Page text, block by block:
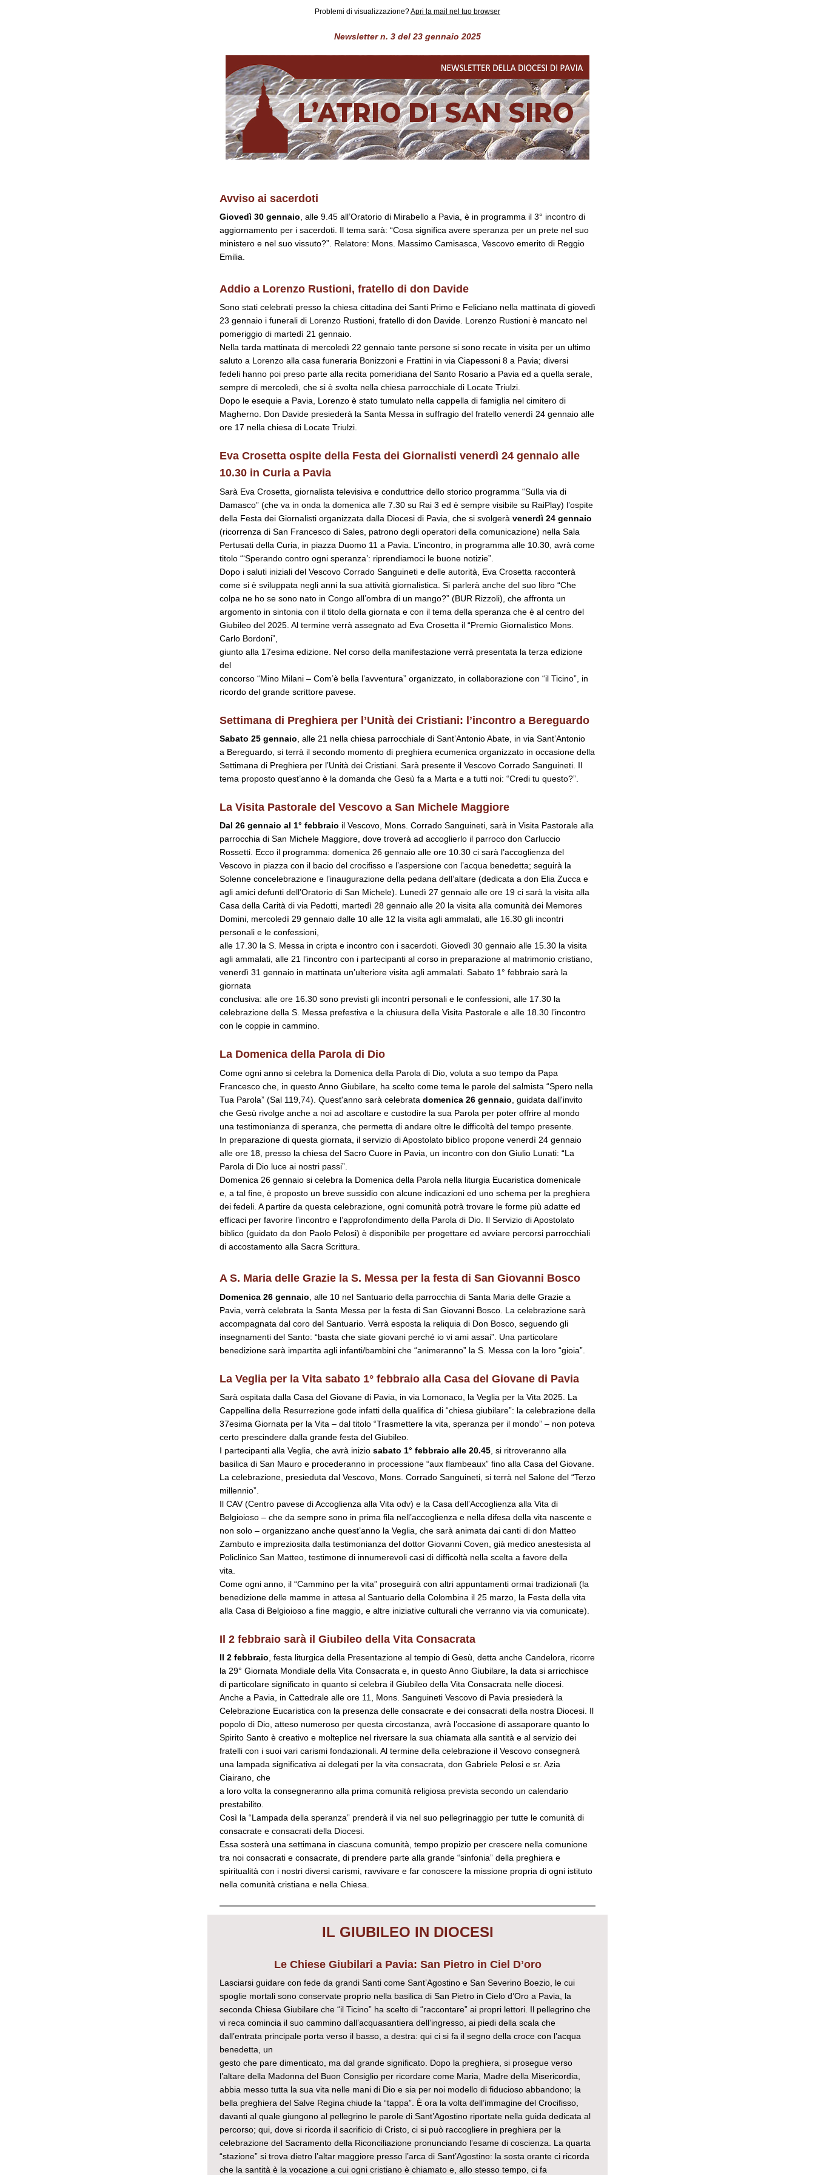
Problemi di visualizzazione?Apri la mail nel tuo browser
Newsletter n. 3 del 23 gennaio 2025
Avviso ai sacerdoti
Giovedì 30 gennaio, alle 9.45 all’Oratorio di Mirabello a Pavia, è in programma il 3° incontro di
aggiornamento per i sacerdoti. Il tema sarà: “Cosa significa avere speranza per un prete nel suo
ministero e nel suo vissuto?”. Relatore: Mons. Massimo Camisasca, Vescovo emerito di Reggio
Emilia.
Addio a Lorenzo Rustioni, fratello di don Davide
Sono stati celebrati presso la chiesa cittadina dei Santi Primo e Feliciano nella mattinata di giovedì
23 gennaio i funerali di Lorenzo Rustioni, fratello di don Davide. Lorenzo Rustioni è mancato nel
pomeriggio di martedì 21 gennaio.
Nella tarda mattinata di mercoledì 22 gennaio tante persone si sono recate in visita per un ultimo
saluto a Lorenzo alla casa funeraria Bonizzoni e Frattini in via Ciapessoni 8 a Pavia; diversi
fedeli hanno poi preso parte alla recita pomeridiana del Santo Rosario a Pavia ed a quella serale,
sempre di mercoledì, che si è svolta nella chiesa parrocchiale di Locate Triulzi.
Dopo le esequie a Pavia, Lorenzo è stato tumulato nella cappella di famiglia nel cimitero di
Magherno. Don Davide presiederà la Santa Messa in suffragio del fratello venerdì 24 gennaio alle
ore 17 nella chiesa di Locate Triulzi.
Eva Crosetta ospite della Festa dei Giornalisti venerdì 24 gennaio alle
10.30 in Curia a Pavia
Sarà Eva Crosetta, giornalista televisiva e conduttrice dello storico programma “Sulla via di
Damasco” (che va in onda la domenica alle 7.30 su Rai 3 ed è sempre visibile su RaiPlay) l’ospite
della Festa dei Giornalisti organizzata dalla Diocesi di Pavia, che si svolgerà venerdì 24 gennaio
(ricorrenza di San Francesco di Sales, patrono degli operatori della comunicazione) nella Sala
Pertusati della Curia, in piazza Duomo 11 a Pavia. L’incontro, in programma alle 10.30, avrà come
titolo “‘Sperando contro ogni speranza’: riprendiamoci le buone notizie”.
Dopo i saluti iniziali del Vescovo Corrado Sanguineti e delle autorità, Eva Crosetta racconterà
come si è sviluppata negli anni la sua attività giornalistica. Si parlerà anche del suo libro “Che
colpa ne ho se sono nato in Congo all’ombra di un mango?” (BUR Rizzoli), che affronta un
argomento in sintonia con il titolo della giornata e con il tema della speranza che è al centro del
Giubileo del 2025. Al termine verrà assegnato ad Eva Crosetta il “Premio Giornalistico Mons.
Carlo Bordoni”,
giunto alla 17esima edizione. Nel corso della manifestazione verrà presentata la terza edizione
del
concorso “Mino Milani – Com’è bella l’avventura” organizzato, in collaborazione con “il Ticino”, in
ricordo del grande scrittore pavese.
Settimana di Preghiera per lʼUnità dei Cristiani: lʼincontro a Bereguardo
Sabato 25 gennaio , alle 21 nella chiesa parrocchiale di Sant’Antonio Abate, in via Sant’Antonio
a Bereguardo, si terrà il secondo momento di preghiera ecumenica organizzato in occasione della
Settimana di Preghiera per l’Unità dei Cristiani. Sarà presente il Vescovo Corrado Sanguineti. Il
tema proposto quest’anno è la domanda che Gesù fa a Marta e a tutti noi: “Credi tu questo?”.
La Visita Pastorale del Vescovo a San Michele Maggiore
Dal 26 gennaio al 1° febbraio il Vescovo, Mons. Corrado Sanguineti, sarà in Visita Pastorale alla
parrocchia di San Michele Maggiore, dove troverà ad accoglierlo il parroco don Carluccio
Rossetti. Ecco il programma: domenica 26 gennaio alle ore 10.30 ci sarà l’accoglienza del
Vescovo in piazza con il bacio del crocifisso e l’aspersione con l’acqua benedetta; seguirà la
Solenne concelebrazione e l’inaugurazione della pedana dell’altare (dedicata a don Elia Zucca e
agli amici defunti dell’Oratorio di San Michele). Lunedì 27 gennaio alle ore 19 ci sarà la visita alla
Casa della Carità di via Pedotti, martedì 28 gennaio alle 20 la visita alla comunità dei Memores
Domini, mercoledì 29 gennaio dalle 10 alle 12 la visita agli ammalati, alle 16.30 gli incontri
personali e le confessioni,
alle 17.30 la S. Messa in cripta e incontro con i sacerdoti. Giovedì 30 gennaio alle 15.30 la visita
agli ammalati, alle 21 l’incontro con i partecipanti al corso in preparazione al matrimonio cristiano,
venerdì 31 gennaio in mattinata un’ulteriore visita agli ammalati. Sabato 1° febbraio sarà la
giornata
conclusiva: alle ore 16.30 sono previsti gli incontri personali e le confessioni, alle 17.30 la
celebrazione della S. Messa prefestiva e la chiusura della Visita Pastorale e alle 18.30 l’incontro
con le coppie in cammino.
La Domenica della Parola di Dio
Come ogni anno si celebra la Domenica della Parola di Dio, voluta a suo tempo da Papa
Francesco che, in questo Anno Giubilare, ha scelto come tema le parole del salmista “Spero nella
Tua Parola” (Sal 119,74). Quest'anno sarà celebrata domenica 26 gennaio , guidata dall'invito
che Gesù rivolge anche a noi ad ascoltare e custodire la sua Parola per poter offrire al mondo
una testimonianza di speranza, che permetta di andare oltre le difficoltà del tempo presente.
In preparazione di questa giornata, il servizio di Apostolato biblico propone venerdì 24 gennaio
alle ore 18, presso la chiesa del Sacro Cuore in Pavia, un incontro con don Giulio Lunati: “La
Parola di Dio luce ai nostri passi”.
Domenica 26 gennaio si celebra la Domenica della Parola nella liturgia Eucaristica domenicale
e, a tal fine, è proposto un breve sussidio con alcune indicazioni ed uno schema per la preghiera
dei fedeli. A partire da questa celebrazione, ogni comunità potrà trovare le forme più adatte ed
efficaci per favorire l’incontro e l’approfondimento della Parola di Dio. Il Servizio di Apostolato
biblico (guidato da don Paolo Pelosi) è disponibile per progettare ed avviare percorsi parrocchiali
di accostamento alla Sacra Scrittura.
A S. Maria delle Grazie la S. Messa per la festa di San Giovanni Bosco
Domenica 26 gennaio , alle 10 nel Santuario della parrocchia di Santa Maria delle Grazie a
Pavia, verrà celebrata la Santa Messa per la festa di San Giovanni Bosco. La celebrazione sarà
accompagnata dal coro del Santuario. Verrà esposta la reliquia di Don Bosco, seguendo gli
insegnamenti del Santo: “basta che siate giovani perché io vi ami assai”. Una particolare
benedizione sarà impartita agli infanti/bambini che “animeranno” la S. Messa con la loro “gioia”.
La Veglia per la Vita sabato 1° febbraio alla Casa del Giovane di Pavia
Sarà ospitata dalla Casa del Giovane di Pavia, in via Lomonaco, la Veglia per la Vita 2025. La
Cappellina della Resurrezione gode infatti della qualifica di “chiesa giubilare”: la celebrazione della
37esima Giornata per la Vita – dal titolo “Trasmettere la vita, speranza per il mondo” – non poteva
certo prescindere dalla grande festa del Giubileo.
I partecipanti alla Veglia, che avrà inizio sabato 1° febbraio alle 20.45 , si ritroveranno alla
basilica di San Mauro e procederanno in processione “aux flambeaux” fino alla Casa del Giovane.
La celebrazione, presieduta dal Vescovo, Mons. Corrado Sanguineti, si terrà nel Salone del “Terzo
millennio”.
Il CAV (Centro pavese di Accoglienza alla Vita odv) e la Casa dell’Accoglienza alla Vita di
Belgioioso – che da sempre sono in prima fila nell’accoglienza e nella difesa della vita nascente e
non solo – organizzano anche quest’anno la Veglia, che sarà animata dai canti di don Matteo
Zambuto e impreziosita dalla testimonianza del dottor Giovanni Coven, già medico anestesista al
Policlinico San Matteo, testimone di innumerevoli casi di difficoltà nella scelta a favore della
vita.
Come ogni anno, il “Cammino per la vita” proseguirà con altri appuntamenti ormai tradizionali (la
benedizione delle mamme in attesa al Santuario della Colombina il 25 marzo, la Festa della vita
alla Casa di Belgioioso a fine maggio, e altre iniziative culturali che verranno via via comunicate).
Il 2 febbraio sarà il Giubileo della Vita Consacrata
Il 2 febbraio, festa liturgica della Presentazione al tempio di Gesù, detta anche Candelora, ricorre
la 29° Giornata Mondiale della Vita Consacrata e, in questo Anno Giubilare, la data si arricchisce
di particolare significato in quanto si celebra il Giubileo della Vita Consacrata nelle diocesi.
Anche a Pavia, in Cattedrale alle ore 11, Mons. Sanguineti Vescovo di Pavia presiederà la
Celebrazione Eucaristica con la presenza delle consacrate e dei consacrati della nostra Diocesi. Il
popolo di Dio, atteso numeroso per questa circostanza, avrà l’occasione di assaporare quanto lo
Spirito Santo è creativo e molteplice nel riversare la sua chiamata alla santità e al servizio dei
fratelli con i suoi vari carismi fondazionali. Al termine della celebrazione il Vescovo consegnerà
una lampada significativa ai delegati per la vita consacrata, don Gabriele Pelosi e sr. Azia
Ciairano, che
a loro volta la consegneranno alla prima comunità religiosa prevista secondo un calendario
prestabilito.
Così la “Lampada della speranza” prenderà il via nel suo pellegrinaggio per tutte le comunità di
consacrate e consacrati della Diocesi.
Essa sosterà una settimana in ciascuna comunità, tempo propizio per crescere nella comunione
tra noi consacrati e consacrate, di prendere parte alla grande “sinfonia” della preghiera e
spiritualità con i nostri diversi carismi, ravvivare e far conoscere la missione propria di ogni istituto
nella comunità cristiana e nella Chiesa.
IL GIUBILEO IN DIOCESI
Le Chiese Giubilari a Pavia: San Pietro in Ciel Dʼoro
Lasciarsi guidare con fede da grandi Santi come Sant’Agostino e San Severino Boezio, le cui
spoglie mortali sono conservate proprio nella basilica di San Pietro in Cielo d’Oro a Pavia, la
seconda Chiesa Giubilare che “il Ticino” ha scelto di “raccontare” ai propri lettori. Il pellegrino che
vi reca comincia il suo cammino dall’acquasantiera dell’ingresso, ai piedi della scala che
dall’entrata principale porta verso il basso, a destra: qui ci si fa il segno della croce con l’acqua
benedetta, un
gesto che pare dimenticato, ma dal grande significato. Dopo la preghiera, si prosegue verso
l’altare della Madonna del Buon Consiglio per ricordare come Maria, Madre della Misericordia,
abbia messo tutta la sua vita nelle mani di Dio e sia per noi modello di fiducioso abbandono; la
bella preghiera del Salve Regina chiude la “tappa”. È ora la volta dell’immagine del Crocifisso,
davanti al quale giungono al pellegrino le parole di Sant’Agostino riportate nella guida dedicata al
percorso; qui, dove si ricorda il sacrificio di Cristo, ci si può raccogliere in preghiera per la
celebrazione del Sacramento della Riconciliazione pronunciando l’esame di coscienza. La quarta
“stazione” si trova dietro l’altar maggiore presso l’arca di Sant’Agostino: la sosta orante ci ricorda
che la santità è la vocazione a cui ogni cristiano è chiamato e, allo stesso tempo, ci fa